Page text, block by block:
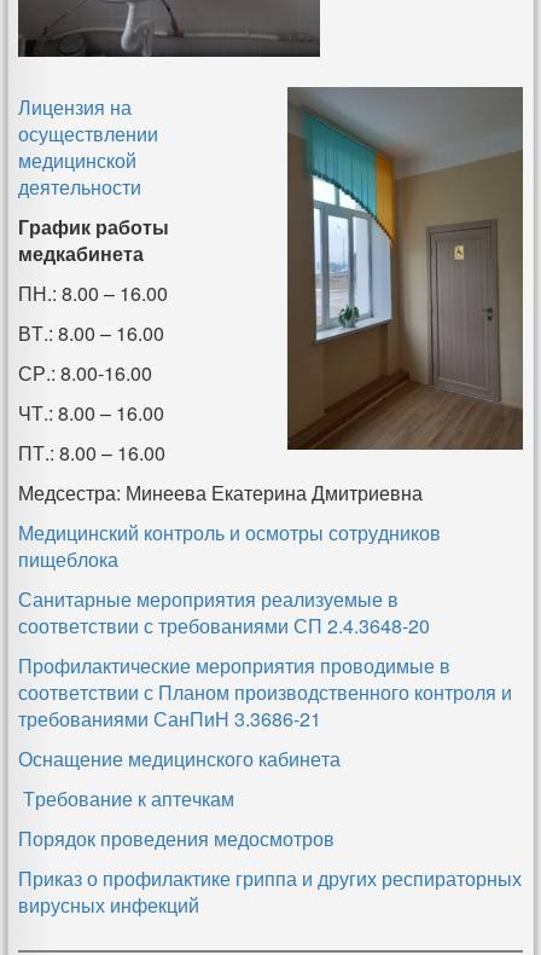
Лицензия на
осуществлении
медицинской
деятельности
График работы
медкабинета
ПН.: 8.00 – 16.00
ВТ.: 8.00 – 16.00
СР.: 8.00-16.00
ЧТ.: 8.00 – 16.00
ПТ.: 8.00 – 16.00
Медсестра: Минеева Екатерина Дмитриевна
Медицинский контроль и осмотры сотрудников
пищеблока
Санитарные мероприятия реализуемые в
соответствии с требованиями СП 2.4.3648-20
Профилактические мероприятия проводимые в
соответствии с Планом производственного контроля и
требованиями СанПиН 3.3686-21
Оснащение медицинского кабинета
Требование к аптечкам
Порядок проведения медосмотров
Приказ о профилактике гриппа и других респираторных
вирусных инфекций